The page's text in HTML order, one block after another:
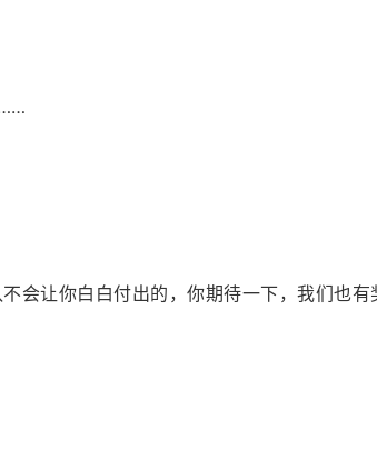
会让你白白付出的，你期待一下，我们也有